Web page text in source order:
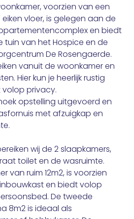
voorzien van een
vloer, is gelegen aan de
en biedt
tuin van het Hospice en de
De Rosengaerde.
vanuit de woonkamer en
Hier kun je heerlijk rustig
privacy.
opstelling uitgevoerd en
met afzuigkap en
wij de 2 slaapkamers,
toilet en de wasruimte.
van ruim 12m2, is voorzien
en biedt volop
De tweede
8m2 is ideaal als